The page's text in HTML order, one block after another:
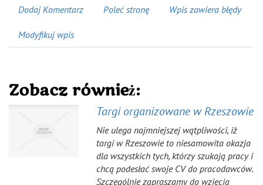
Dodaj Komentarz Poleć stronę Wpis zawiera błędy
Modyfikuj wpis
Zobacz również:
Targi organizowane w Rzeszowie
Nie ulega najmniejszej wątpliwości, iż
targi w Rzeszowie to niesamowita okazja
dla wszystkich tych, którzy szukają pracy i
chcą podesłać swoje CV do pracodawców.
Szczególnie zapraszamy do wzięcia